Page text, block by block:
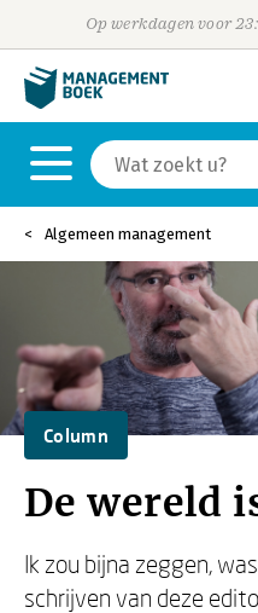
Op werkdagen voor
Algemeen management
Column
De wereld
Ik zou bijna zeggen,
schrijven van deze